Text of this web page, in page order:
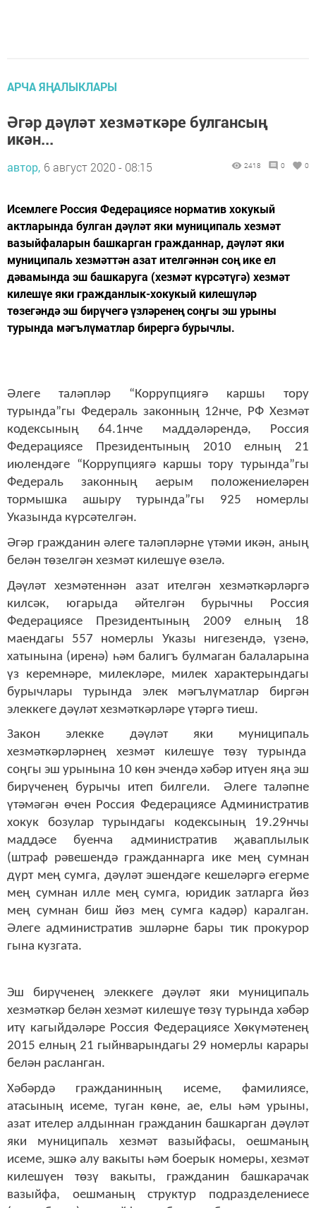
АРЧА ЯҢАЛЫКЛАРЫ
Әгәр дәүләт хезмәткәре булгансың
икән...
автор, 6 август 2020 - 08:15 2418 0 0
Исемлеге Россия Федерациясе норматив хокукый
актларында булган дәүләт яки муниципаль хезмәт
вазыйфаларын башкарган гражданнар, дәүләт яки
муниципаль хезмәттән азат ителгәннән соң ике ел
дәвамында эш башкаруга (хезмәт күрсәтүгә) хезмәт
килешүе яки гражданлык-хокукый килешүләр
төзегәндә эш бирүчегә үзләренең соңгы эш урыны
турында мәгълүматлар бирергә бурычлы.
Әлеге таләпләр “Коррупциягә каршы тору
турында”гы Федераль законның 12нче, РФ Хезмәт
кодексының 64.1нче маддәләрендә, Россия
Федерациясе Президентының 2010 елның 21
июлендәге “Коррупциягә каршы тору турында”гы
Федераль законның аерым положениеләрен
тормышка ашыру турында”гы 925 номерлы
Указында күрсәтелгән.
Әгәр гражданин әлеге таләпләрне үтәми икән, аның
белән төзелгән хезмәт килешүе өзелә.
Дәүләт хезмәтеннән азат ителгән хезмәткәрләргә
килсәк, югарыда әйтелгән бурычны Россия
Федерациясе Президентының 2009 елның 18
маендагы 557 номерлы Указы нигезендә, үзенә,
хатынына (иренә) һәм балигъ булмаган балаларына
үз керемнәре, милекләре, милек характерындагы
бурычлары турында элек мәгълүматлар биргән
элеккеге дәүләт хезмәткәрләре үтәргә тиеш.
Закон элекке дәүләт яки муниципаль
хезмәткәрләрнең хезмәт килешүе төзү турында
соңгы эш урынына 10 көн эчендә хәбәр итүен яңа эш
бирүченең бурычы итеп билгели. Әлеге таләпне
үтәмәгән өчен Россия Федерациясе Административ
хокук бозулар турындагы кодексының 19.29нчы
маддәсе буенча административ җаваплылык
(штраф рәвешендә гражданнарга ике мең сумнан
дүрт мең сумга, дәүләт эшендәге кешеләргә егерме
мең сумнан илле мең сумга, юридик затларга йөз
мең сумнан биш йөз мең сумга кадәр) каралган.
Әлеге административ эшләрне бары тик прокурор
гына кузгата.
Эш бирүченең элеккеге дәүләт яки муниципаль
хезмәткәр белән хезмәт килешүе төзү турында хәбәр
итү кагыйдәләре Россия Федерациясе Хөкүмәтенең
2015 елның 21 гыйнварындагы 29 номерлы карары
белән расланган.
Хәбәрдә гражданинның исеме, фамилиясе,
атасының исеме, туган көне, ае, елы һәм урыны,
азат ителер алдыннан гражданин башкарган дәүләт
яки муниципаль хезмәт вазыйфасы, оешманың
исеме, эшкә алу вакыты һәм боерык номеры, хезмәт
килешүен төзү вакыты, гражданин башкарачак
вазыйфа, оешманың структур подразделениесе